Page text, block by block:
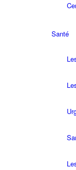
Santé